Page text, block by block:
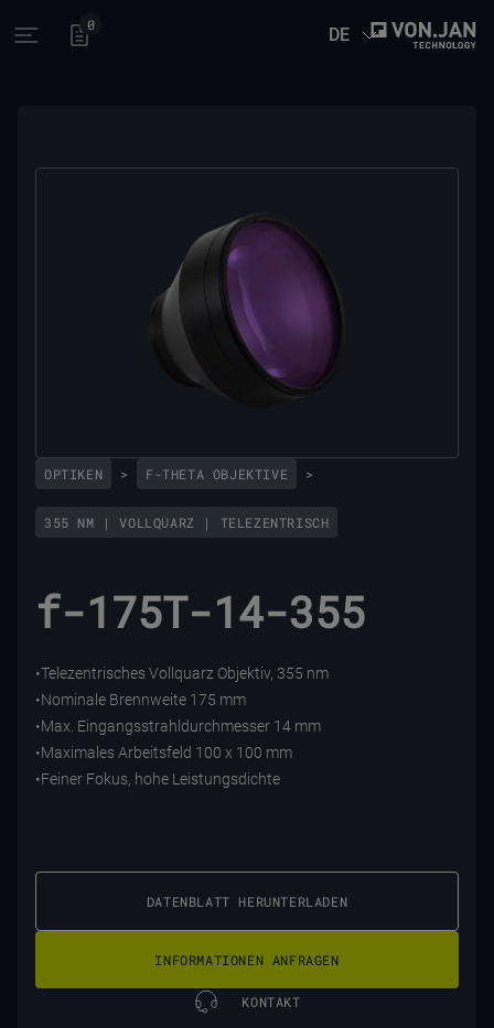
Open main menu
0 DE
OPTIKEN > F-THETA OBJEKTIVE >
355 NM | VOLLQUARZ | TELEZENTRISCH
f-175T-14-355
•Telezentrisches Vollquarz Objektiv, 355 nm
•Nominale Brennweite 175 mm
•Max. Eingangsstrahldurchmesser 14 mm
•Maximales Arbeitsfeld 100 x 100 mm
•Feiner Fokus, hohe Leistungsdichte
DATENBLATT HERUNTERLADEN
INFORMATIONEN ANFRAGEN
KONTAKT